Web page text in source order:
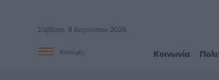
Σάββατο, 8 Αυγούστου 2026
Επιλογές Κοινωνία